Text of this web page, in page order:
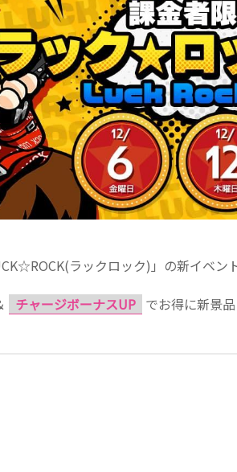
ラックロック)」の新イベ
チャージボーナスUP でお得に新景